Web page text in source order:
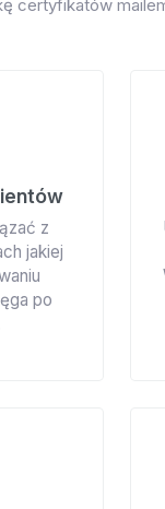
certyfikatów
z
jakiej
po